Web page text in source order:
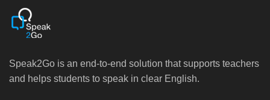
Speak2Go is an end-to-end solution that supports teachers
and helps students to speak in clear English.